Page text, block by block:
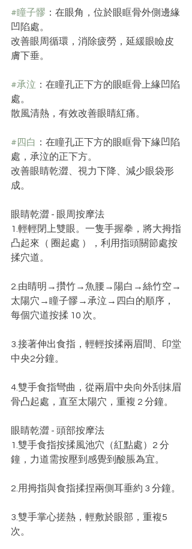
#瞳子髎 ：在眼角，位於眼眶骨外側邊緣
凹陷處。
改善眼周循環，消除疲勞，延緩眼瞼皮
膚下垂。
#承泣 ：在瞳孔正下方的眼眶骨上緣凹陷
處。
散風清熱，有效改善眼睛紅痛。
#四白
：在瞳孔正下方的眼眶骨下緣凹陷
處，承泣的正下方。
改善眼睛乾澀、視力下降、減少眼袋形
成。
眼睛乾澀 - 眼周按摩法
1.輕輕閉上雙眼。一隻手握拳，將大拇指
凸起來（ 圈起處 ），利用指頭關節處按
揉穴道。
2.由睛明→攢竹→魚腰→陽白→絲竹空→
太陽穴→瞳子髎→承泣→四白的順序，
每個穴道按揉 10 次。
3.接著伸出食指，輕輕按揉兩眉間、印堂
中央2分鐘。
4.雙手食指彎曲，從兩眉中央向外刮抹眉
骨凸起處，直至太陽穴，重複 2 分鐘。
眼睛乾澀 - 頭部按摩法
1.雙手食指按揉風池穴（紅點處）2 分
鐘，力道需按壓到感覺到酸脹為宜。
2.用拇指與食指揉捏兩側耳垂約 3 分鐘。
3.雙手掌心搓熱，輕敷於眼部，重複5
次。